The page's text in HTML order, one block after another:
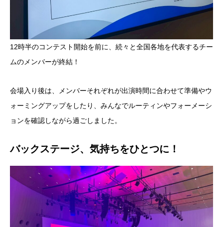
12時半のコンテスト開始を前に、続々と全国各地を代表するチー
ムのメンバーが終結！
会場入り後は、メンバーそれぞれが出演時間に合わせて準備やウ
ォーミングアップをしたり、みんなでルーティンやフォーメーシ
ョンを確認しながら過ごしました。
バックステージ、気持ちをひとつに！